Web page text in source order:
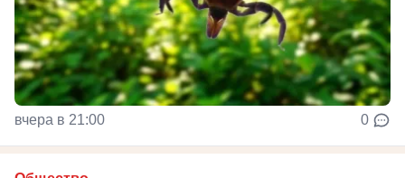
вчера в 21:00 0